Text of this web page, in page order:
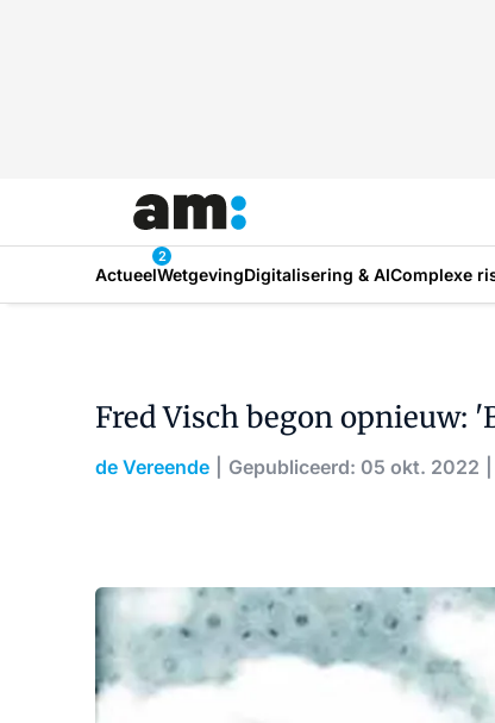
Actueel
2
WetgevingDigitalisering & AIComplexe
Fred Visch begon opnieuw:
de Vereende Gepubliceerd: 05 okt. 2022